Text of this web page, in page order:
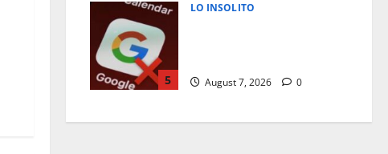
5
LO INSOLITO
August 7, 2026 0